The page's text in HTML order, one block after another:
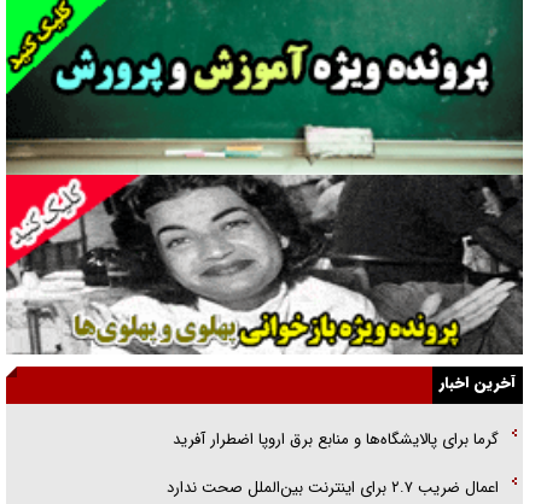
خرید قسطی اولش خنده و آخرش گریه است!
فوتبال و آن «بالا»!
راهبرد غافلگیری با نسل جدید پهپاد‌ها
جنجال پزشکان تقلبی در صنعت زیبایی
یهودی‌ها در ادبیات داستانی اروپا؛ از شکسپیر تا دیکنز
گفت‌وگو با خواهر یکی از شهدای جنگ رمضان/ خواهرم فرمانده جهادی و
اهل خدمت بی‌منت بود
جزئیات شکنجه‌هایم فراتر از آن است که در بیان بگنجد!
گزارش «جوان» از قوانین سخت‌گیرانه ۶ قاره در برابر یورش به پاسگاه‌های
آخرین اخبار
گرما برای پالایشگاه‌ها و منابع برق اروپا اضطرار آفرید
اعمال ضریب ۲.۷ برای اینترنت بین‌الملل صحت ندارد